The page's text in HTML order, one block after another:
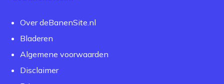
Over deBanenSite.nl
Bladeren
Algemene voorwaarden
Disclaimer